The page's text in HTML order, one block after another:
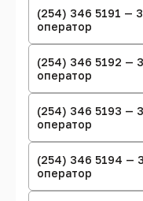
(254) 346 5191 —
оператор
(254) 346 5192 —
оператор
(254) 346 5193 —
оператор
(254) 346 5194 —
оператор